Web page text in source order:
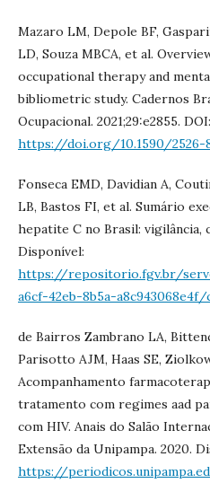
Mazaro LM, Depole BF,
LD, Souza MBCA, et al.
occupational therapy and
bibliometric study. Cadernos
Ocupacional. 2021;29:e2855. DOI:
https://doi.org/10.1590/2526-
Fonseca EMD, Davidian A,
LB, Bastos FI, et al. Sumário
hepatite C no Brasil: vigilância,
Disponível:
https://repositorio.fgv.br/
a6cf-42eb-8b5a-
de Bairros Zambrano LA,
Parisotto AJM, Haas SE,
Acompanhamento
tratamento com regimes aad
com HIV. Anais do Salão
Extensão da Unipampa. 2020.
https://